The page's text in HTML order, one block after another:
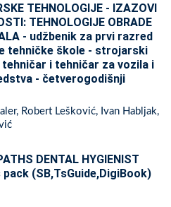
TEHNOLOGIJE - IZAZOVI
TEHNOLOGIJE OBRADE
- udžbenik za prvi razred
tehničke škole - strojarski
tehničar i tehničar za vozila i
- četverogodišnji
Robert Lešković, Ivan Habljak,
DENTAL HYGIENIST
(SB,TsGuide,DigiBook)